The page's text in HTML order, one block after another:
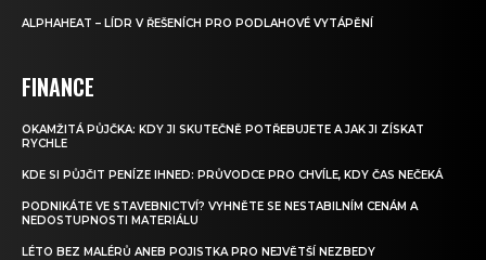
ALPHAHEAT – LÍDR V ŘEŠENÍCH PRO PODLAHOVÉ VYTÁPĚNÍ
FINANCE
OKAMŽITÁ PŮJČKA: KDY JI SKUTEČNĚ POTŘEBUJETE A JAK JI ZÍSKAT
RYCHLE
KDE SI PŮJČIT PENÍZE IHNED: PRŮVODCE PRO CHVÍLE, KDY ČAS NEČEKÁ
PODNIKÁTE VE STAVEBNICTVÍ? VYHNĚTE SE NESTABILNÍM CENÁM A
NEDOSTUPNOSTI MATERIÁLU
LÉTO BEZ MALÉRŮ ANEB POJISTKA PRO NEJVĚTŠÍ NEZBEDY